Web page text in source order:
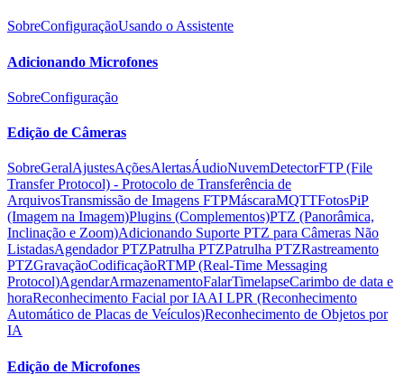
SobreConfiguraçãoUsando o Assistente
Adicionando Microfones
SobreConfiguração
Edição de Câmeras
SobreGeralAjustesAçõesAlertasÁudioNuvemDetectorFTP (File
Transfer Protocol) - Protocolo de Transferência de
ArquivosTransmissão de Imagens FTPMáscaraMQTTFotosPiP
(Imagem na Imagem)Plugins (Complementos)PTZ (Panorâmica,
Inclinação e Zoom)Adicionando Suporte PTZ para Câmeras Não
ListadasAgendador PTZPatrulha PTZPatrulha PTZRastreamento
PTZGravaçãoCodificaçãoRTMP (Real-Time Messaging
Protocol)AgendarArmazenamentoFalarTimelapseCarimbo de data e
horaReconhecimento Facial por IAAI LPR (Reconhecimento
Automático de Placas de Veículos)Reconhecimento de Objetos por
IA
Edição de Microfones